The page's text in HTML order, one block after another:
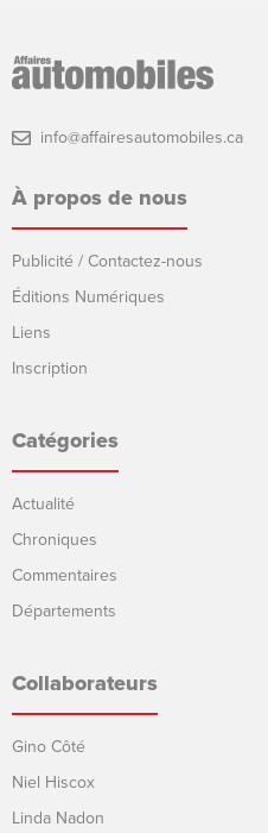
info@affairesautomobiles.ca
À propos de nous
Publicité / Contactez-nous
Éditions Numériques
Liens
Inscription
Catégories
Actualité
Chroniques
Commentaires
Départements
Collaborateurs
Gino Côté
Niel Hiscox
Linda Nadon